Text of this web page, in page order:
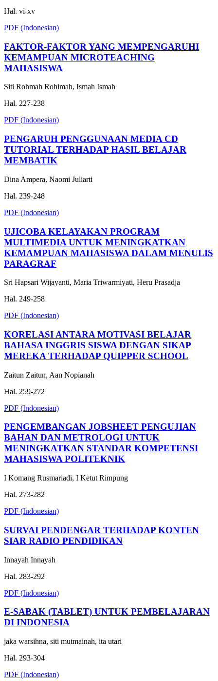
Hal. vi-xv
PDF (Indonesian)
FAKTOR-FAKTOR YANG MEMPENGARUHI
KEMAMPUAN MICROTEACHING
MAHASISWA
Siti Rohmah Rohimah, Ismah Ismah
Hal. 227-238
PDF (Indonesian)
PENGARUH PENGGUNAAN MEDIA CD
TUTORIAL TERHADAP HASIL BELAJAR
MEMBATIK
Dina Ampera, Naomi Juliarti
Hal. 239-248
PDF (Indonesian)
UJICOBA KELAYAKAN PROGRAM
MULTIMEDIA UNTUK MENINGKATKAN
KEMAMPUAN MAHASISWA DALAM MENULIS
PARAGRAF
Sri Hapsari Wijayanti, Maria Triwarmiyati, Heru Prasadja
Hal. 249-258
PDF (Indonesian)
KORELASI ANTARA MOTIVASI BELAJAR
BAHASA INGGRIS SISWA DENGAN SIKAP
MEREKA TERHADAP QUIPPER SCHOOL
Zaitun Zaitun, Aan Nopianah
Hal. 259-272
PDF (Indonesian)
PENGEMBANGAN JOBSHEET PENGUJIAN
BAHAN DAN METROLOGI UNTUK
MENINGKATKAN STANDAR KOMPETENSI
MAHASISWA POLITEKNIK
I Komang Rusmariadi, I Ketut Rimpung
Hal. 273-282
PDF (Indonesian)
SURVAI PENDENGAR TERHADAP KONTEN
SIAR RADIO PENDIDIKAN
Innayah Innayah
Hal. 283-292
PDF (Indonesian)
E-SABAK (TABLET) UNTUK PEMBELAJARAN
DI INDONESIA
jaka warsihna, siti mutmainah, ita utari
Hal. 293-304
PDF (Indonesian)